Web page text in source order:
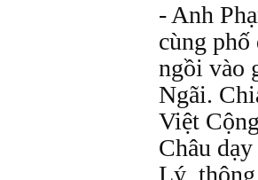
- Anh
cùng
ngồi vào
Ngãi.
Việt
Châu
Lý,